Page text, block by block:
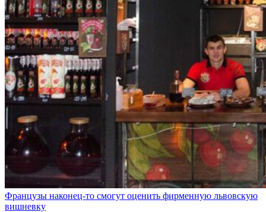
Французы наконец-то смогут оценить фирменную львовскую
вишневку